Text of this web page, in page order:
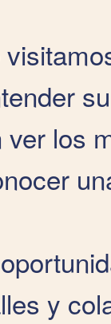
ver los
y